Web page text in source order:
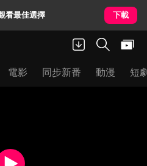
看最佳選擇 下載
電影 同步新番 動漫 短